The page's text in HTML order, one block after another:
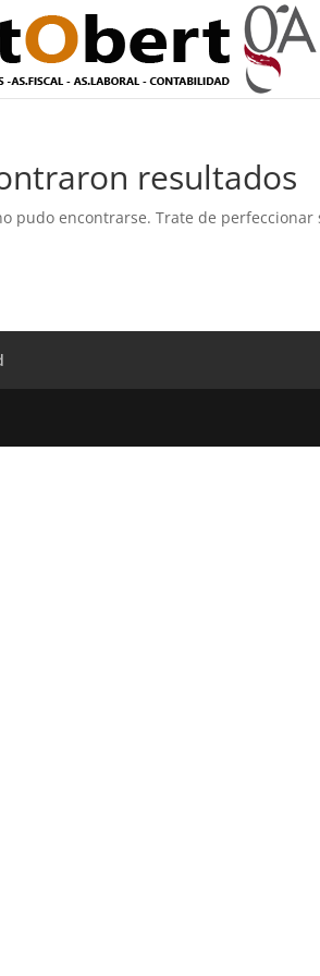
resultados
pudo encontrarse. Trate de